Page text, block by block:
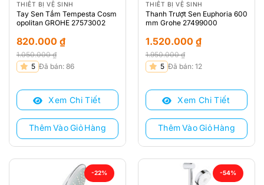
THIẾT BỊ VỆ SINH
Tay Sen Tắm Tempesta Cosm
opolitan GROHE 27573002
1.050.000₫
Giá
là:
1.050.000 ₫.
820.000 ₫
Giá
tại
820.000 ₫.
5 Đã bán: 86
Xem Chi Tiết
Thêm Vào Giỏ Hàng
THIẾT BỊ VỆ SINH
Thanh Trượt Sen Euphoria 600
mm Grohe 27499000
1.950.000₫
Giá
là:
1.950.000 ₫.
1.520.000 ₫
Giá
tại
1.520.000 ₫.
5 Đã bán: 12
Xem Chi Tiết
Thêm Vào Giỏ Hàng
-22% -54%